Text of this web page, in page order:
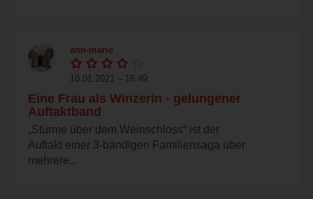
ann-marie
10.01.2021 – 16:49
Eine Frau als Winzerin - gelungener
Auftaktband
„Stürme über dem Weinschloss“ ist der
Auftakt einer 3-bändigen Familiensaga über
mehrere...